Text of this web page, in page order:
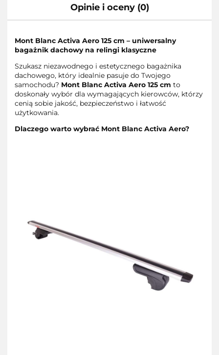
Opinie i oceny (0)
Mont Blanc Activa Aero 125 cm – uniwersalny
bagażnik dachowy na relingi klasyczne
Szukasz niezawodnego i estetycznego bagażnika
dachowego, który idealnie pasuje do Twojego
samochodu? Mont Blanc Activa Aero 125 cm to
doskonały wybór dla wymagających kierowców, którzy
cenią sobie jakość, bezpieczeństwo i łatwość
użytkowania.
Dlaczego warto wybrać Mont Blanc Activa Aero?